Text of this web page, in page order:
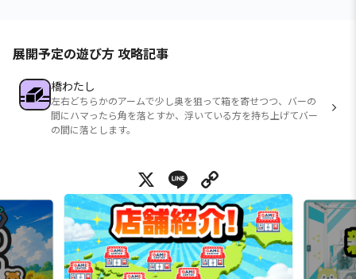
展開予定の遊び方 攻略記事
橋わたし
左右どちらかのアームで少し奥を狙って箱を寄せつつ、バーの
間にハマったら角を落とすか、浮いている方を持ち上げてバー
の間に落とします。
X Line